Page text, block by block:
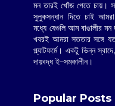
মন তারই খোঁজ পেতে চায়।
সুলুকসন্ধান দিতে চাই
মধ্যে যেগুলি আম বাঙালীর মন
খবরই আমরা সততার সঙ্গে
প্ল্যাটফর্মে। একটু ভিন্ন
দায়বদ্ধ ই–সমকালীন।
Popular Posts